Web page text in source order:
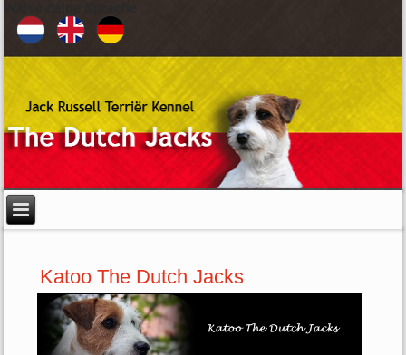
Katoo The Dutch Jacks